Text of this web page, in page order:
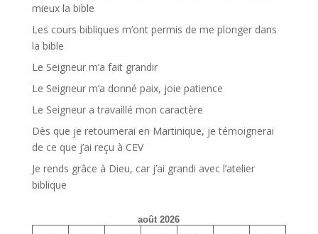
mieux la bible
Les cours bibliques m’ont permis de me plonger dans
la bible
Le Seigneur m’a fait grandir
Le Seigneur m’a donné paix, joie patience
Le Seigneur a travaillé mon caractère
Dès que je retournerai en Martinique, je témoignerai
de ce que j’ai reçu à CEV
Je rends grâce à Dieu, car j’ai grandi avec l’atelier
biblique
août 2026